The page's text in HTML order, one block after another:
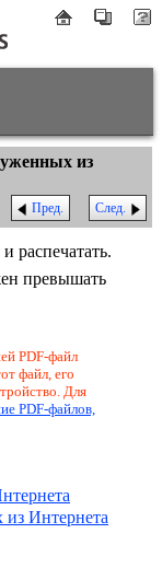
из
Пред. След.
распечатать.
превышать
PDF-файл
файл, его
Для
PDF-файлов,
Интернета